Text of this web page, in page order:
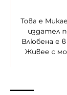
Това е
издател
Влюбена е
Живее с